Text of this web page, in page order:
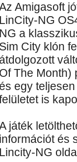
Amigasoft
LinCity-NG
NG a
Sim City klón
átdolgozott
Of The Month)
és egy
is
játék
információt és
Lincity-NG